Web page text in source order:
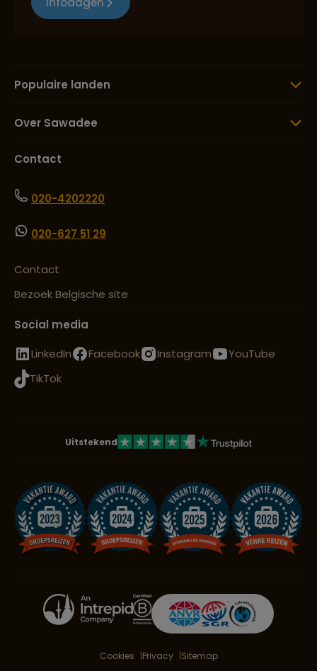
Populaire landen
Over Sawadee
Contact
020-4202220
020-627 51 29
Contact
Bezoek Belgische site
Social media
LinkedIn
Facebook Instagram
YouTube
TikTok
Uitstekend
Cookies Privacy Sitemap